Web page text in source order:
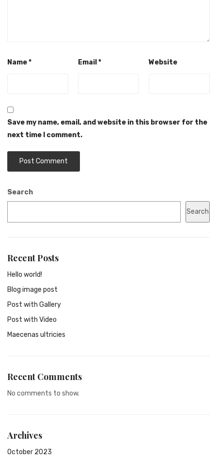
Name* Email * Website
Save my name, email, and website in this browser for the
next time I comment.
Search
Search
Recent Posts
Hello world!
Blog image post
Post with Gallery
Post with Video
Maecenas ultricies
Recent Comments
No comments to show.
Archives
October 2023